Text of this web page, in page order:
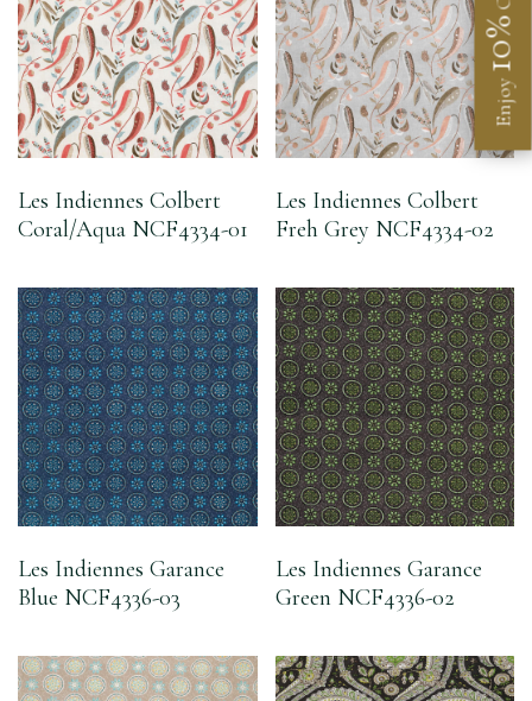
Les Indiennes Colbert
Coral/Aqua NCF4334-01
Les Indiennes Colbert
Freh Grey NCF4334-02
Les Indiennes Garance
Blue NCF4336-03
Les Indiennes Garance
Green NCF4336-02
Enjoy
10%